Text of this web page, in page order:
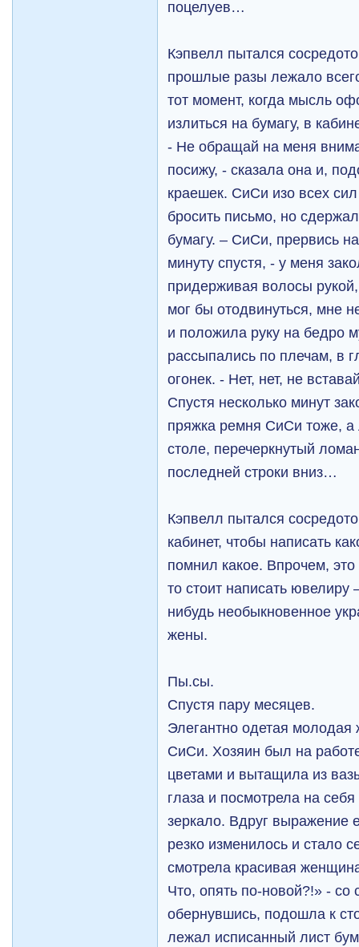
поцелуев…
Кэпвелл пытался
прошлые разы лежало
тот момент, когда мысль
излиться на бумагу, в
- Не обращай на меня
посижу, - сказала она и,
краешек. СиСи изо всех
бросить письмо, но
бумагу. – СиСи, прервись
минуту спустя, - у меня
придерживая волосы
мог бы отодвинуться, мне
и положила руку на бедро
рассыпались по плечам, в
огонек. - Нет, нет, не
Спустя несколько минут
пряжка ремня СиСи тоже, а
столе, перечеркнутый
последней строки вниз…
Кэпвелл пытался
кабинет, чтобы написать
помнил какое. Впрочем,
то стоит написать ювелиру
нибудь необыкновенное
жены.
Пы.сы.
Спустя пару месяцев.
Элегантно одетая
СиСи. Хозяин был на
цветами и вытащила из
глаза и посмотрела на
зеркало. Вдруг выражение
резко изменилось и стало
смотрела красивая
Что, опять по-новой?!» -
обернувшись, подошла к
лежал исписанный лист